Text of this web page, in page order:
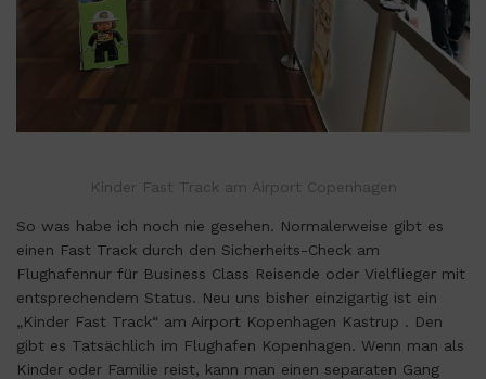
Kinder Fast Track am Airport Copenhagen
So was habe ich noch nie gesehen. Normalerweise gibt es
einen Fast Track durch den Sicherheits-Check am
Flughafennur für Business Class Reisende oder Vielflieger mit
entsprechendem Status. Neu uns bisher einzigartig ist ein
„Kinder Fast Track“ am Airport Kopenhagen Kastrup . Den
gibt es Tatsächlich im Flughafen Kopenhagen. Wenn man als
Kinder oder Familie reist, kann man einen separaten Gang